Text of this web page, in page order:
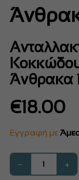
Άνθρακα
€18.00
Εγγραφή με
− +